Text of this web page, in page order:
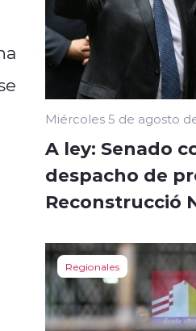
Miércoles 5 de agosto
A ley: Senado
despacho de
Reconstrucció
Regionales